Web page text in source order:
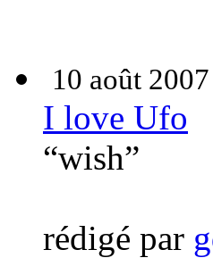
10 août
I love Ufo
“wish”
rédigé par